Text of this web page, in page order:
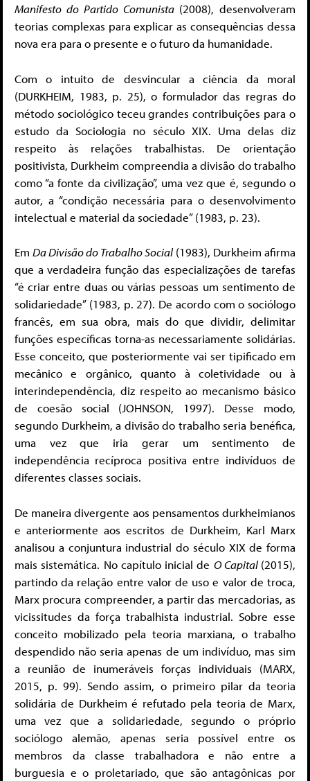
Manifesto do Partido Comunista (2008), desenvolveram
teorias complexas para explicar as consequências dessa
nova era para o presente e o futuro da humanidade.
Com o intuito de desvincular a ciência da moral
(DURKHEIM, 1983, p. 25), o formulador das regras do
método sociológico teceu grandes contribuições para o
estudo da Sociologia no século XIX. Uma delas diz
respeito às relações trabalhistas. De orientação
positivista, Durkheim compreendia a divisão do trabalho
como “a fonte da civilização”, uma vez que é, segundo o
autor, a “condição necessária para o desenvolvimento
intelectual e material da sociedade” (1983, p. 23).
Em Da Divisão do Trabalho Social(1983), Durkheim afirma
que a verdadeira função das especializações de tarefas
“é criar entre duas ou várias pessoas um sentimento de
solidariedade” (1983, p. 27). De acordo com o sociólogo
francês, em sua obra, mais do que dividir, delimitar
funções específicas torna-as necessariamente solidárias.
Esse conceito, que posteriormente vai ser tipificado em
mecânico e orgânico, quanto à coletividade ou à
interindependência, diz respeito ao mecanismo básico
de coesão social (JOHNSON, 1997). Desse modo,
segundo Durkheim, a divisão do trabalho seria benéfica,
uma vez que iria gerar um sentimento de
independência recíproca positiva entre indivíduos de
diferentes classes sociais.
De maneira divergente aos pensamentos durkheimianos
e anteriormente aos escritos de Durkheim, Karl Marx
analisou a conjuntura industrial do século XIX de forma
mais sistemática. No capítulo inicial de O Capital(2015),
partindo da relação entre valor de uso e valor de troca,
Marx procura compreender, a partir das mercadorias, as
vicissitudes da força trabalhista industrial. Sobre esse
conceito mobilizado pela teoria marxiana, o trabalho
despendido não seria apenas de um indivíduo, mas sim
a reunião de inumeráveis forças individuais (MARX,
2015, p. 99). Sendo assim, o primeiro pilar da teoria
solidária de Durkheim é refutado pela teoria de Marx,
uma vez que a solidariedade, segundo o próprio
sociólogo alemão, apenas seria possível entre os
membros da classe trabalhadora e não entre a
burguesia e o proletariado, que são antagônicas por